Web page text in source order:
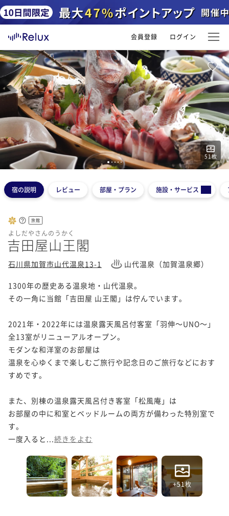
会員登録 ログイン
51枚
1 2345
宿の説明 レビュー 部屋・プラン 施設・サービス
旅館
よしだやさんのうかく
吉田屋山王閣
石川県加賀市山代温泉13-1 山代温泉（加賀温泉郷）
1300年の歴史ある温泉地・山代温泉。
その一角に当館「吉田屋 山王閣」は佇んでいます。
2021年・2022年には温泉露天風呂付客室「羽伸～UNO～」
全13室がリニューアルオープン。
モダンな和洋室のお部屋は
温泉を心ゆくまで楽しむご旅行や記念日のご旅行などにおす
すめです。
また、別棟の温泉露天風呂付き客室「松風庵」は
お部屋の中に和室とベッドルームの両方が備わった特別室で
す。
一度入ると... 続きをよむ
+51枚